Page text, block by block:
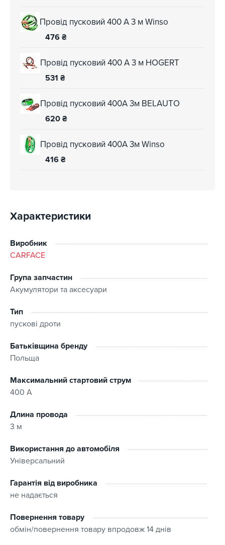
Провід пусковий 400 А 3 м Winso
476 ₴
Провід пусковий 400 А 3 м HOGERT
531 ₴
Провід пусковий 400А 3м BELAUTO
620 ₴
Провід пусковий 400А 3м Winso
416 ₴
Характеристики
Виробник
CARFACE
Група запчастин
Акумулятори та аксесуари
Тип
пускові дроти
Батьківщина бренду
Польща
Максимальний стартовий струм
400 А
Длина провода
3 м
Використання до автомобіля
Універсальний
Гарантія від виробника
не надається
Повернення товару
обмін/повернення товару впродовж 14 днів